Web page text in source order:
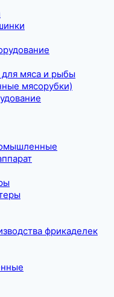
мяса и рыбы
мясорубки)
фрикаделек